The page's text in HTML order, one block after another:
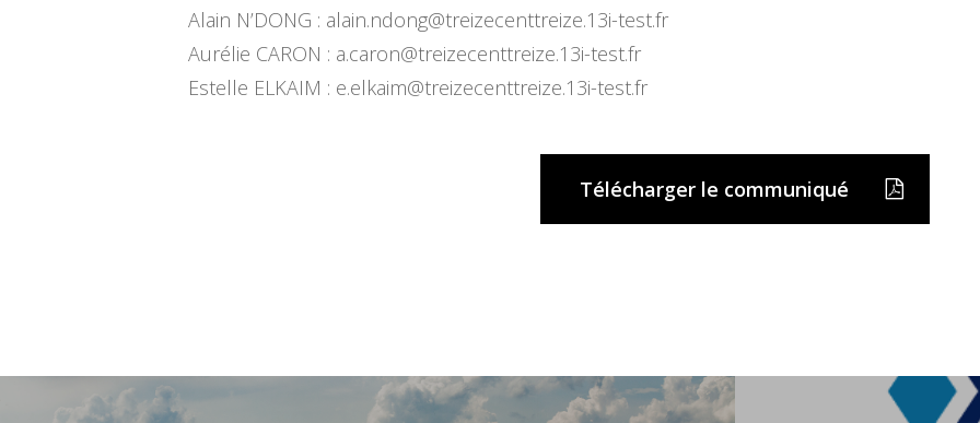
Alain N’DONG : alain.ndong@treizecenttreize.13i-test.fr
Aurélie CARON : a.caron@treizecenttreize.13i-test.fr
Estelle ELKAIM : e.elkaim@treizecenttreize.13i-test.fr
Télécharger le communiqué